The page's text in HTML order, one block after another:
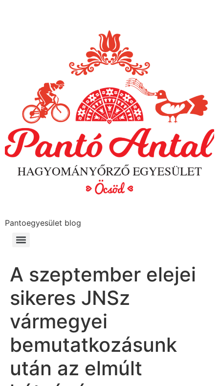
Pantoegyesület blog
A szeptember elejei
sikeres JNSz
vármegyei
bemutatkozásunk
után az elmúlt